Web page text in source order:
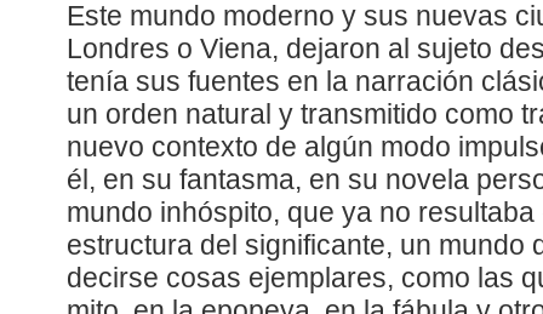
Este mundo moderno y sus nuevas
Londres o Viena, dejaron al sujeto
tenía sus fuentes en la narración
un orden natural y transmitido como
nuevo contexto de algún modo
él, en su fantasma, en su novela
mundo inhóspito, que ya no
estructura del significante, un mundo
decirse cosas ejemplares, como las